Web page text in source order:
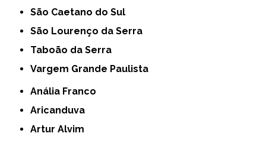
São Caetano do Sul
São Lourenço da Serra
Taboão da Serra
Vargem Grande Paulista
Anália Franco
Aricanduva
Artur Alvim